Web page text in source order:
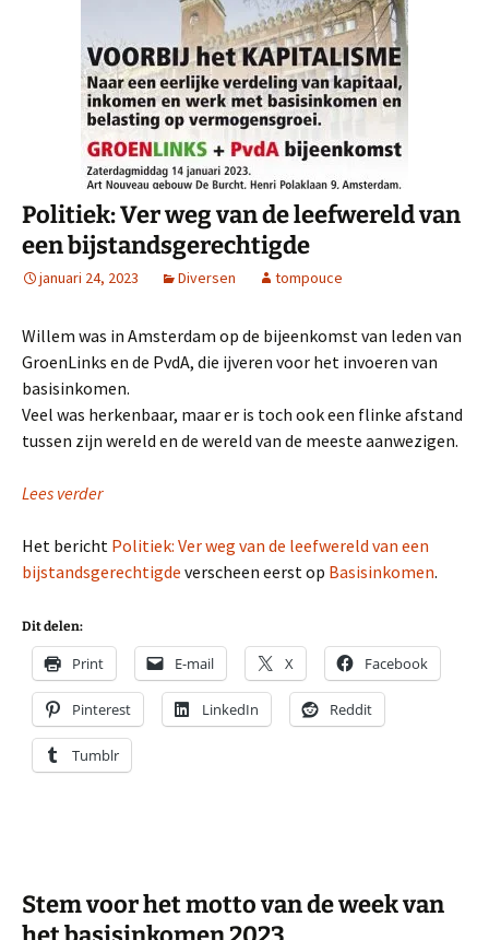
Politiek: Ver weg van de leefwereld van
een bijstandsgerechtigde
januari 24, 2023 Diversen tompouce
Willem was in Amsterdam op de bijeenkomst van leden van
GroenLinks en de PvdA, die ijveren voor het invoeren van
basisinkomen.
Veel was herkenbaar, maar er is toch ook een flinke afstand
tussen zijn wereld en de wereld van de meeste aanwezigen.
Lees verder
Het bericht Politiek: Ver weg van de leefwereld van een
bijstandsgerechtigde verscheen eerst op Basisinkomen.
Dit delen:
Print E-mail X Facebook
Pinterest LinkedIn Reddit
Tumblr
Stem voor het motto van de week van